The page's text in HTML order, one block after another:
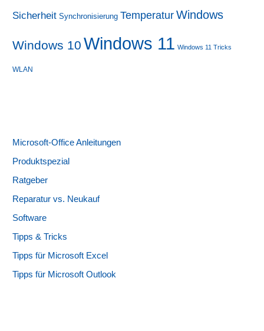
Sicherheit Synchronisierung Temperatur Windows
Windows 10 Windows 11 Windows 11 Tricks
WLAN
Microsoft-Office Anleitungen
Produktspezial
Ratgeber
Reparatur vs. Neukauf
Software
Tipps & Tricks
Tipps für Microsoft Excel
Tipps für Microsoft Outlook